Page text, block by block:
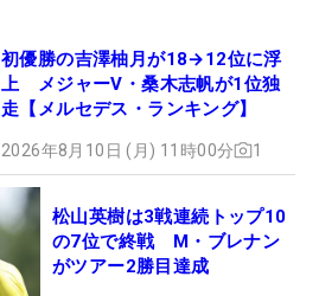
初優勝の吉澤柚月が18→12位に浮
上 メジャーV・桑木志帆が1位独
走【メルセデス・ランキング】
2026年8月10日 (月) 11時00分 1
松山英樹は3戦連続トップ10
の7位で終戦 M・ブレナン
がツアー2勝目達成